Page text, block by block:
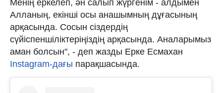
Менің еркелеп, ән салып жүргенім - алдымен
Алланың, екінші осы анашымның дұғасының
арқасында. Сосын сіздердің
сүйіспеншіліктеріңіздің арқасында. Аналарымыз
аман болсын", - деп жазды Ерке Есмахан
Instagram-дағы парақшасында.